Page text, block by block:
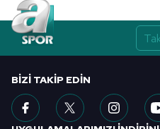
BIZI TAKIP EDIN